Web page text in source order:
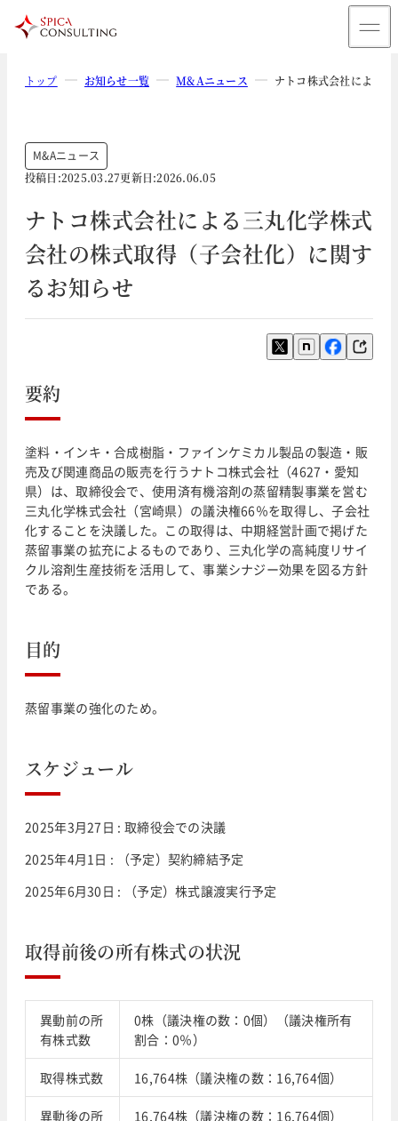
トップ お知らせ一覧 M&Aニュース ナトコ株式会社による
M&Aニュース
投稿日:2025.03.27更新日:2026.06.05
ナトコ株式会社による三丸化学株式
会社の株式取得（子会社化）に関す
るお知らせ
要約
塗料・インキ・合成樹脂・ファインケミカル製品の製造・販
売及び関連商品の販売を行うナトコ株式会社（4627・愛知
県）は、取締役会で、使用済有機溶剤の蒸留精製事業を営む
三丸化学株式会社（宮崎県）の議決権66％を取得し、子会社
化することを決議した。この取得は、中期経営計画で掲げた
蒸留事業の拡充によるものであり、三丸化学の高純度リサイ
クル溶剤生産技術を活用して、事業シナジー効果を図る方針
である。
目的
蒸留事業の強化のため。
スケジュール
2025年3月27日 : 取締役会での決議
2025年4月1日 : （予定）契約締結予定
2025年6月30日 : （予定）株式譲渡実行予定
取得前後の所有株式の状況
異動前の所
有株式数
0株（議決権の数：0個）（議決権所有
割合：0％）
取得株式数 16,764株（議決権の数：16,764個）
異動後の所
16,764株（議決権の数：16,764個）